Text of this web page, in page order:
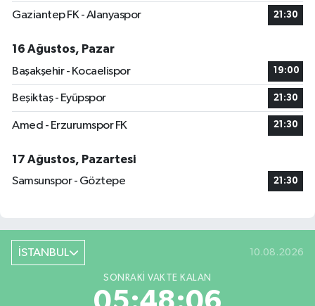
Gaziantep FK - Alanyaspor 21:30
16 Ağustos, Pazar
Başakşehir - Kocaelispor
19:00
Beşiktaş - Eyüpspor 21:30
Amed - Erzurumspor FK 21:30
17 Ağustos, Pazartesi
Samsunspor - Göztepe
21:30
İSTANBUL 10.08.2026
SONRAKI VAKTE KALAN